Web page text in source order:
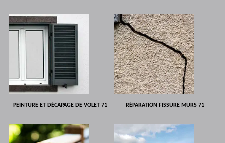
PEINTURE ET DÉCAPAGE DE VOLET 71 RÉPARATION FISSURE MURS 71